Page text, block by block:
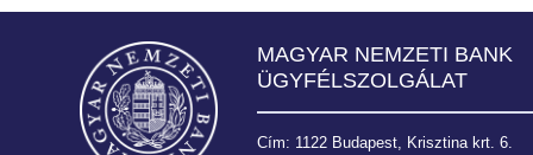
MAGYAR NEMZETI BANK
ÜGYFÉLSZOLGÁLAT
Cím: 1122 Budapest, Krisztina krt. 6.